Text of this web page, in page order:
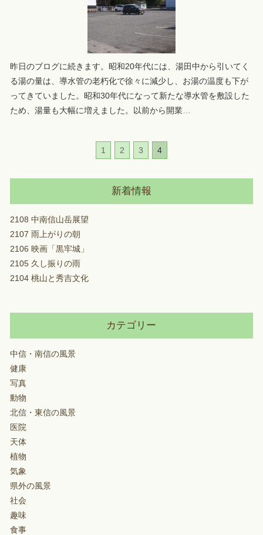
昨日のブログに続きます。昭和20年代には、湯田中から引いてく
る湯の量は、導水管の老朽化で徐々に減少し、お湯の温度も下が
ってきていました。昭和30年代になって新たな導水管を敷設した
ため、湯量も大幅に増えました。以前から開業…
1 2 3 4
新着情報
2108 中南信山岳展望
2107 雨上がりの朝
2106 映画「黒牢城」
2105 久し振りの雨
2104 桃山と秀吉文化
カテゴリー
中信・南信の風景
健康
写真
動物
北信・東信の風景
医院
天体
植物
気象
県外の風景
社会
趣味
食事